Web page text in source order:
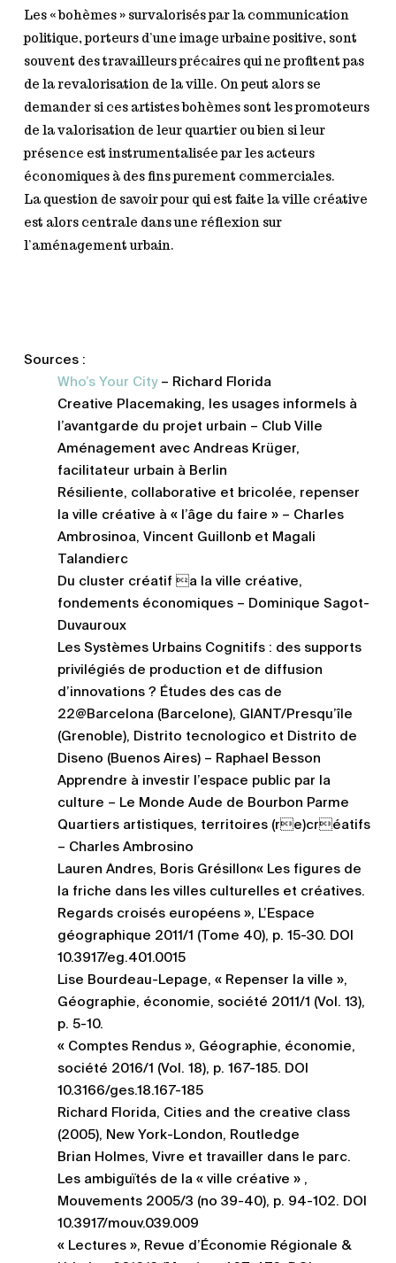
Les « bohèmes » survalorisés par la communication
politique, porteurs d’une image urbaine positive, sont
souvent des travailleurs précaires qui ne profitent pas
de la revalorisation de la ville. On peut alors se
demander si ces artistes bohèmes sont les promoteurs
de la valorisation de leur quartier ou bien si leur
présence est instrumentalisée par les acteurs
économiques à des fins purement commerciales.
La question de savoir pour qui est faite la ville créative
est alors centrale dans une réflexion sur
l’aménagement urbain.
Sources :
Who’s Your City– Richard Florida
Creative Placemaking, les usages informels à
l’avantgarde du projet urbain – Club Ville
Aménagement avec Andreas Krüger,
facilitateur urbain à Berlin
Résiliente, collaborative et bricolée, repenser
la ville créative à « l’âge du faire » – Charles
Ambrosinoa, Vincent Guillonb et Magali
Talandierc
Du cluster créatif a la ville créative,
fondements économiques – Dominique Sagot-
Duvauroux
Les Systèmes Urbains Cognitifs : des supports
privilégiés de production et de diffusion
d’innovations ? Études des cas de
22@Barcelona (Barcelone), GIANT/Presqu’île
(Grenoble), Distrito tecnologico et Distrito de
Diseno (Buenos Aires) – Raphael Besson
Apprendre à investir l’espace public par la
culture – Le Monde Aude de Bourbon Parme
Quartiers artistiques, territoires (re)créatifs
– Charles Ambrosino
Lauren Andres, Boris Grésillon« Les figures de
la friche dans les villes culturelles et créatives.
Regards croisés européens », L’Espace
géographique 2011/1 (Tome 40), p. 15-30. DOI
10.3917/eg.401.0015
Lise Bourdeau-Lepage, « Repenser la ville »,
Géographie, économie, société 2011/1 (Vol. 13),
p. 5-10.
« Comptes Rendus », Géographie, économie,
société 2016/1 (Vol. 18), p. 167-185. DOI
10.3166/ges.18.167-185
Richard Florida, Cities and the creative class
(2005), New York-London, Routledge
Brian Holmes, Vivre et travailler dans le parc.
Les ambiguïtés de la « ville créative » ,
Mouvements 2005/3 (no 39-40), p. 94-102. DOI
10.3917/mouv.039.009
« Lectures », Revue d’Économie Régionale &